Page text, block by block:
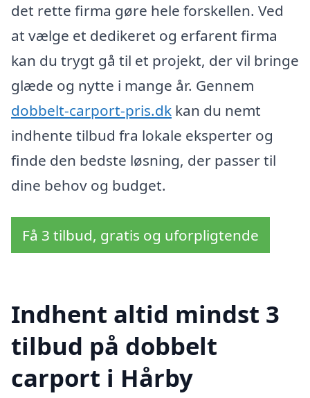
det rette firma gøre hele forskellen. Ved
at vælge et dedikeret og erfarent firma
kan du trygt gå til et projekt, der vil bringe
glæde og nytte i mange år. Gennem
dobbelt-carport-pris.dk kan du nemt
indhente tilbud fra lokale eksperter og
finde den bedste løsning, der passer til
dine behov og budget.
Få 3 tilbud, gratis og uforpligtende
Indhent altid mindst 3
tilbud på dobbelt
carport i Hårby